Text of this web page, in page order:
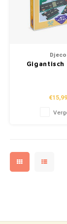
Djeco
€15,99